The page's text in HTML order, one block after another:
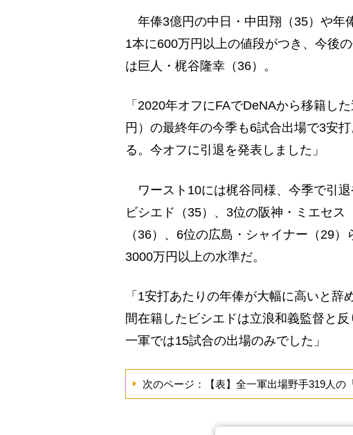
年俸3億円の中日・中田翔（35）や年
1本に600万円以上の値段がつき、今後
は巨人・梶谷隆幸（36）。
「2020年オフにFAでDeNAから移籍し
円）の最終年の今季も6試合出場で3安
る。今オフに引退を発表しました」
ワースト10には梶谷同様、今季で引
ビシエド（35）、3位の阪神・ミエセス
（36）、6位の広島・シャイナー（29
3000万円以上の水準だ。
「1安打あたりの年俸が大幅に高いと
間在籍したビシエドは立浪和義監督と
一軍では15試合の出場のみでした」
次のページ：【表】全一軍出場野手319人の